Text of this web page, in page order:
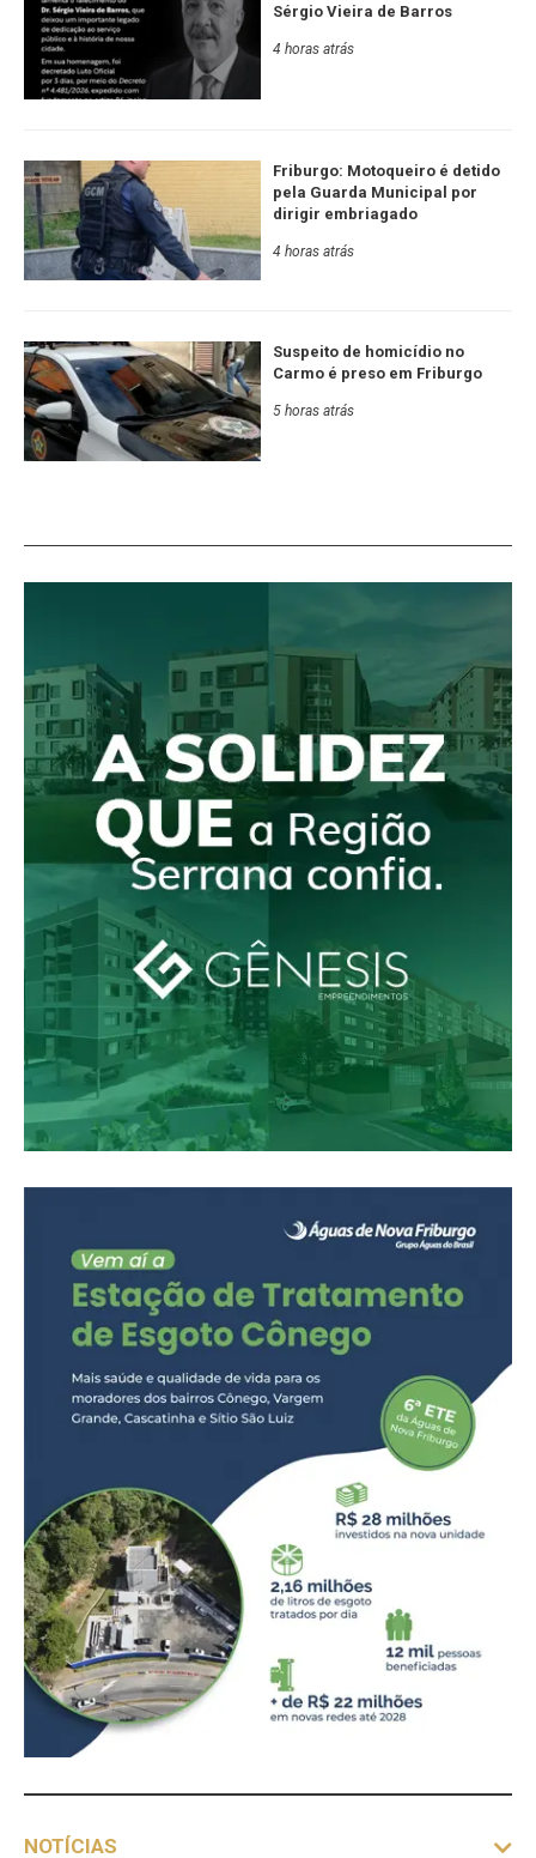
Sérgio Vieira de Barros
4 horas atrás
Friburgo: Motoqueiro é detido
pela Guarda Municipal por
dirigir embriagado
4 horas atrás
Suspeito de homicídio no
Carmo é preso em Friburgo
5 horas atrás
NOTÍCIAS